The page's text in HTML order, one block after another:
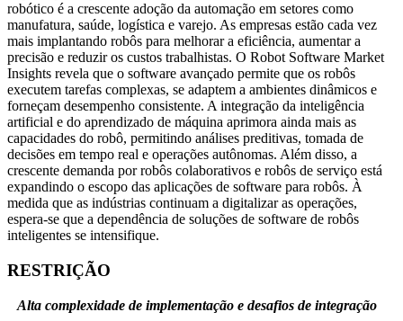
robótico é a crescente adoção da automação em setores como
manufatura, saúde, logística e varejo. As empresas estão cada vez
mais implantando robôs para melhorar a eficiência, aumentar a
precisão e reduzir os custos trabalhistas. O Robot Software Market
Insights revela que o software avançado permite que os robôs
executem tarefas complexas, se adaptem a ambientes dinâmicos e
forneçam desempenho consistente. A integração da inteligência
artificial e do aprendizado de máquina aprimora ainda mais as
capacidades do robô, permitindo análises preditivas, tomada de
decisões em tempo real e operações autônomas. Além disso, a
crescente demanda por robôs colaborativos e robôs de serviço está
expandindo o escopo das aplicações de software para robôs. À
medida que as indústrias continuam a digitalizar as operações,
espera-se que a dependência de soluções de software de robôs
inteligentes se intensifique.
RESTRIÇÃO
Alta complexidade de implementação e desafios de integração